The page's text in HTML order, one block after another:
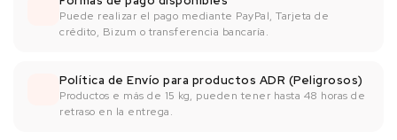
Puede realizar el pago mediante PayPal, Tarjeta de
crédito, Bizum o transferencia bancaría.
Política de Envío para productos ADR (Peligrosos)
Productos e más de 15 kg, pueden tener hasta 48 horas de
retraso en la entrega.